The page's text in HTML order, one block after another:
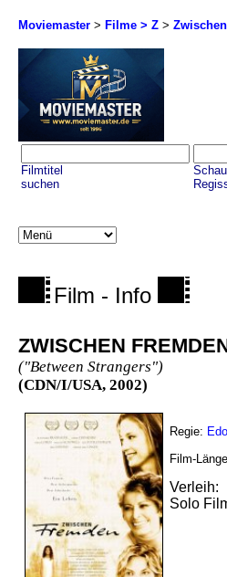
Moviemaster > Filme > Z >
Filmtitel
suchen
Film - Info
ZWISCHEN
("Between Strangers")
(CDN/I/USA, 2002)
Regie:
Film-
Verleih:
Solo